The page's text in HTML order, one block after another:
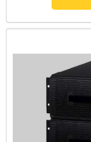
inovadora,
Eletrônicos.